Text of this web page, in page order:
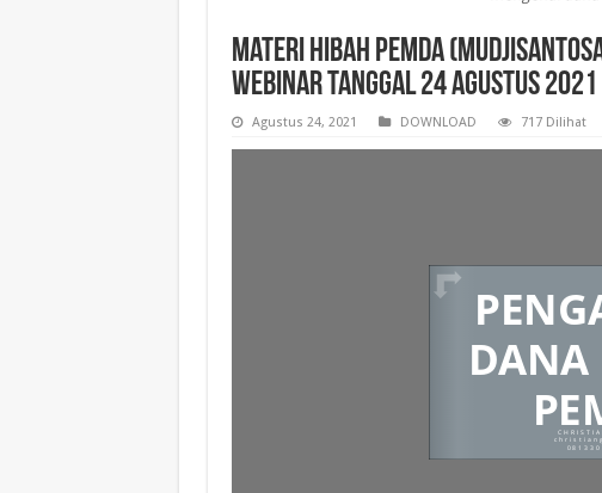
Materi Hibah Pemda
Webinar tanggal 24 Agustus 2021
Agustus 24, 2021 DOWNLOAD 717 Dilihat